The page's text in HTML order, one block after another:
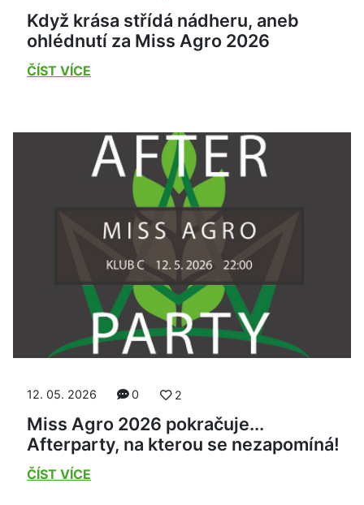
Když krása střídá nádheru, aneb
ohlédnutí za Miss Agro 2026
ČÍST VÍCE
12. 05. 2026 0 2
Miss Agro 2026 pokračuje...
Afterparty, na kterou se nezapomíná!
ČÍST VÍCE